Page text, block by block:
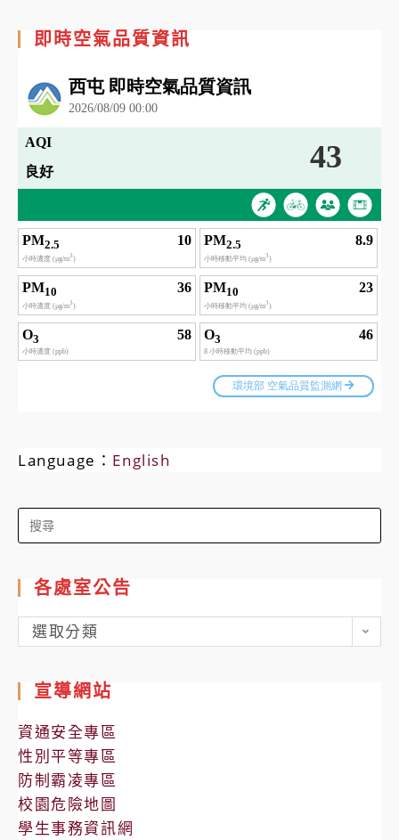
即時空氣品質資訊
Language： English
Search
for:
各處室公告
各
處
公
告
選取分類
宣導網站
資通安全專區
性別平等專區
防制霸凌專區
校園危險地圖
學生事務資訊網